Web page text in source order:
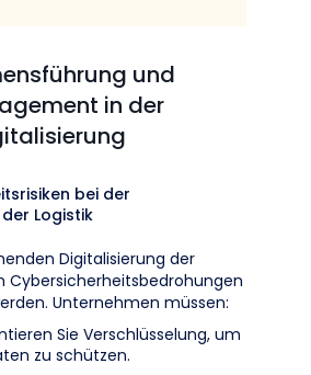
und
in der
bei der
Logistik
Digitalisierung der
Cybersicherheitsbedrohungen
Unternehmen müssen:
Sie Verschlüsselung, um
zu schützen.